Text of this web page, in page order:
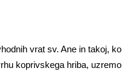
vrat sv. Ane in takoj, ko
koprivskega hriba, uzremo